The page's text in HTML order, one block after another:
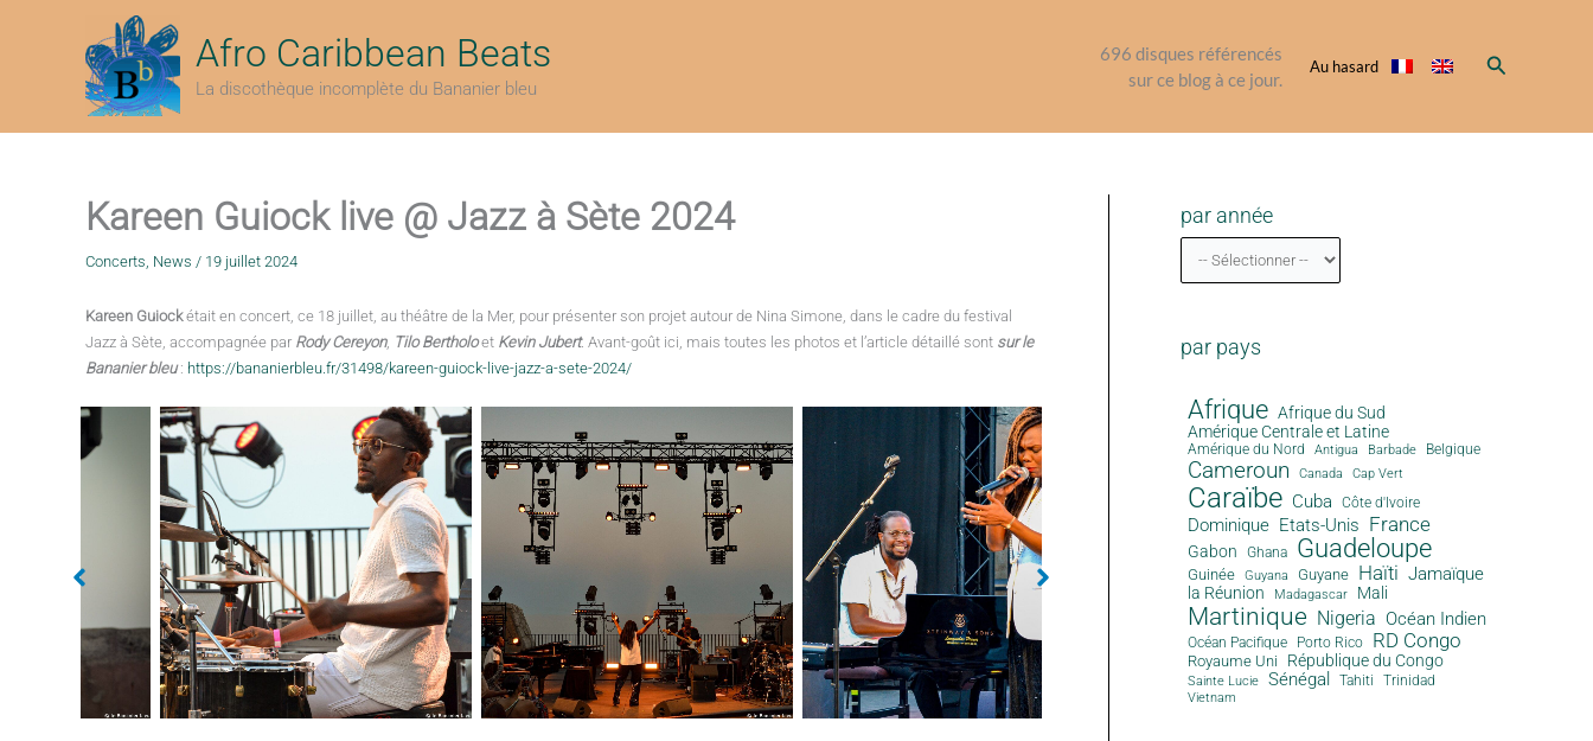
Afro Caribbean Beats
La discothèque incomplète du Bananier bleu
696 disques référencés
sur ce blog à ce jour.
Au hasard Rechercher
Kareen Guiock live @ Jazz à Sète 2024
Concerts, News / 19 juillet 2024
Kareen Guiockétait en concert, ce 18 juillet, au théâtre de la Mer, pour présenter son projet autour de Nina Simone, dans le cadre du festival
Jazz à Sète, accompagnée par Rody Cereyon, Tilo Bertholoet Kevin Jubert. Avant-goût ici, mais toutes les photos et l’article détaillé sont sur le
Bananier bleu: https://bananierbleu.fr/31498/kareen-guiock-live-jazz-a-sete-2024/
Aucune légende Aucune légende Aucune légende Aucune légende
par année
par pays
Afrique Afrique du Sud
Amérique Centrale et Latine
Amérique du Nord Antigua Barbade Belgique
Cameroun Canada Cap Vert
Caraïbe Cuba Côte d'Ivoire
Dominique Etats-Unis France
Gabon Ghana Guadeloupe
Guinée Guyana Guyane Haïti Jamaïque
la Réunion Madagascar Mali
Martinique Nigeria Océan Indien
Océan Pacifique Porto Rico RD Congo
Royaume Uni République du Congo
Sainte Lucie Sénégal Tahiti Trinidad
Vietnam